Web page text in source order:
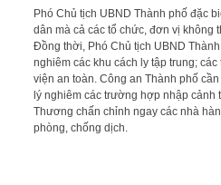
Phó Chủ tịch UBND Thành phố đặc
dân mà cả các tổ chức, đơn vị không
Đồng thời, Phó Chủ tịch UBND
nghiêm các khu cách ly tập trung;
viện an toàn. Công an Thành phố
lý nghiêm các trường hợp nhập
Thương chấn chỉnh ngay các nhà
phòng, chống dịch.